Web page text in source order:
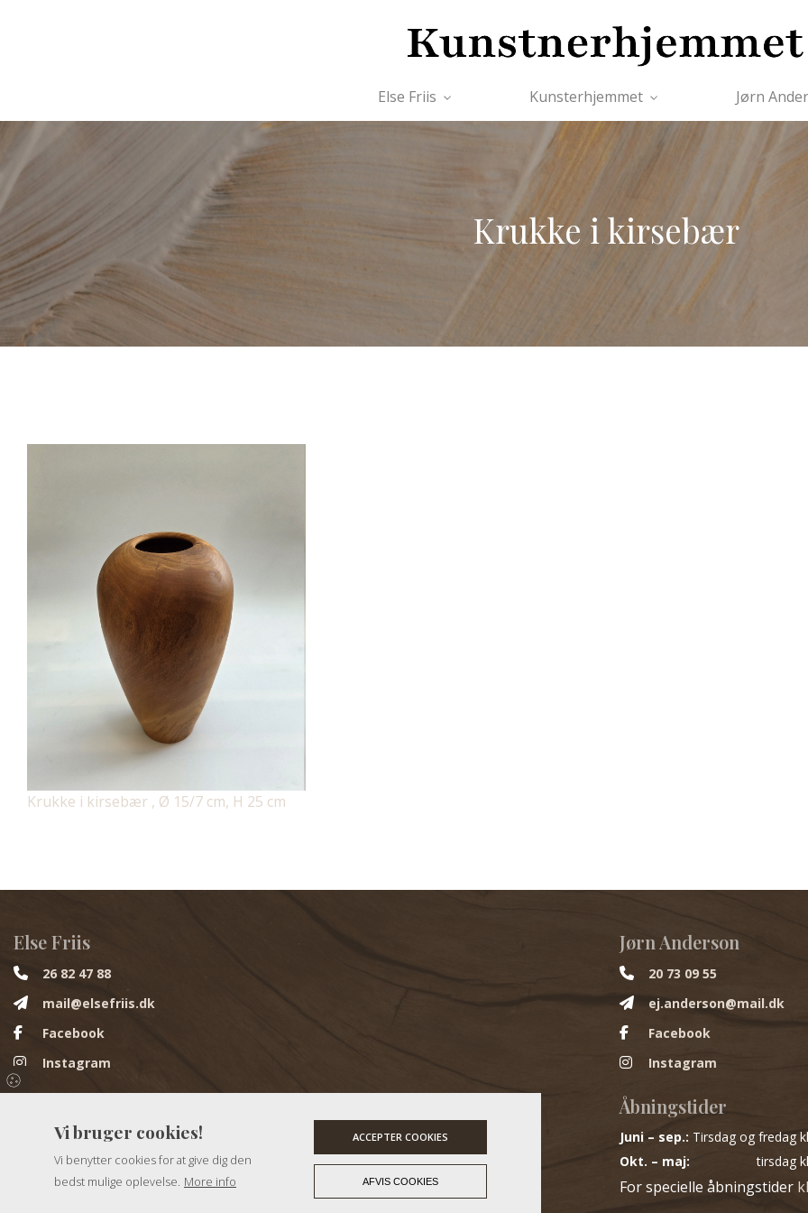
Else Friis Kunsterhjemmet Jørn
Krukke i kirsebær
Krukke i kirsebær , Ø 15/7 cm, H 25 cm
Else Friis
26 82 47 88
mail@elsefriis.dk
Facebook
Instagram
Jørn Anderson
20 73 09 55
ej.anderson@mail.dk
Facebook
Instagram
Huggetvej 55, 5400 Bogense
Åbningstider
Juni – sep.: Tirsdag og fredag
Okt. – maj:
tirsdag
For specielle åbningstider
Vi bruger cookies!
Vi benytter cookies for at give dig den
bedst mulige oplevelse. More info
ACCEPTER COOKIES
AFVIS COOKIES